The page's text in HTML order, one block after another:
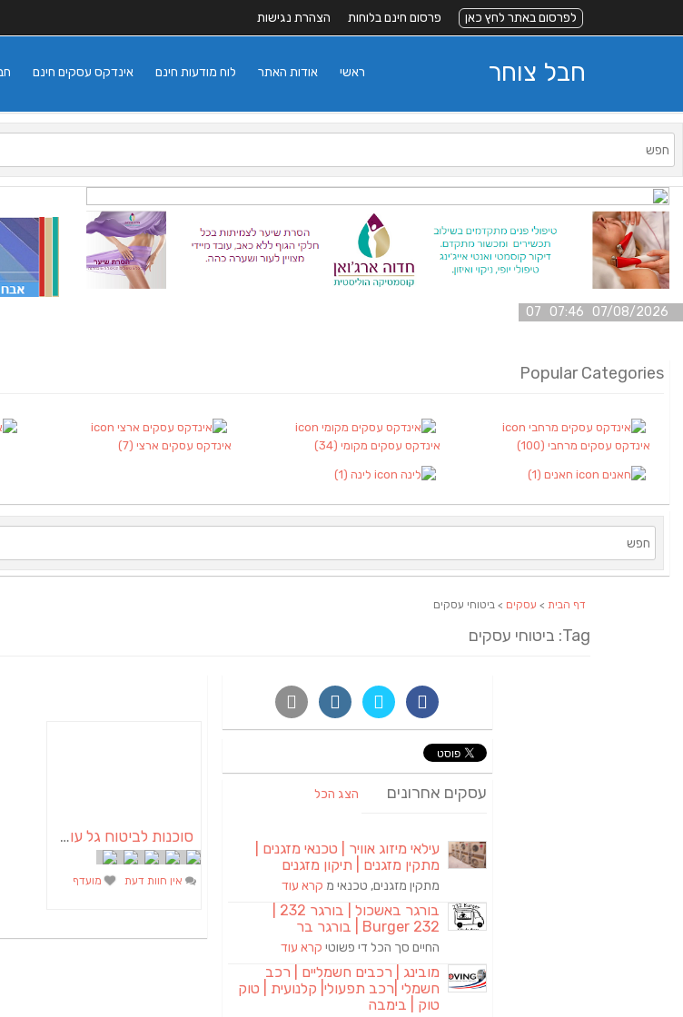
לפרסום באתר לחץ כאן פרסום חינם בלוחות הצהרת נגישות
חבל צוחר אינדקס עסקים חינם לוח מודעות חינם אודות האתר ראשי
07/08/2026 07:46 07
Popular Categories
אינדקס עסקים מרחבי (100) אינדקס עסקים מקומי (34) אינדקס עסקים ארצי (7)
חאנים (1) לינה (1)
דף הבית > עסקים > ביטוחי עסקים
Tag: ביטוחי עסקים
סוכנות לביטוח גל עוצמה
אין חוות דעת מועדף
עסקים אחרונים הצג הכל
עילאי מיזוג אוויר | טכנאי מזגנים |
מתקין מזגנים | תיקון מזגנים
מתקין מזגנים, טכנאי מ קרא עוד
Burger 232 | בורגר בר
החיים סך הכל די פשוטי קרא עוד
מובינג | רכבים חשמליים | רכב
חשמלי |רכב תפעולי| קלנועית | טוק
טוק | בימבה